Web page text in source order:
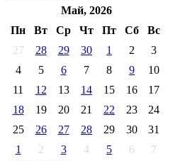
Май, 2026
Пн
Вт Ср Чт Пт Cб
Вс
27
28 29 30 1 2
3
4
5 6 7 8 9
10
11
12 13 14 15 16
17
18
19 20 21 22 23
24
25
26 27 28 29 30
31
1
2 3 4 5 6
7